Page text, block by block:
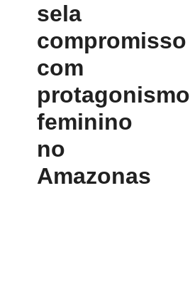
sela
compromisso
com
protagonismo
feminino
no
Amazonas